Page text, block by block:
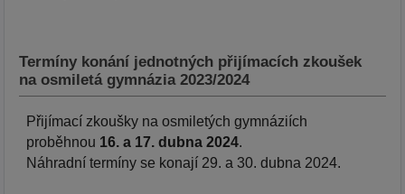
Termíny konání jednotných přijímacích zkoušek
na osmiletá gymnázia 2023/2024
Přijímací zkoušky na osmiletých gymnáziích
proběhnou 16. a 17. dubna 2024.
Náhradní termíny se konají 29. a 30. dubna 2024.